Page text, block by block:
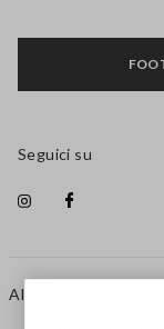
AIUTO
Seguici su